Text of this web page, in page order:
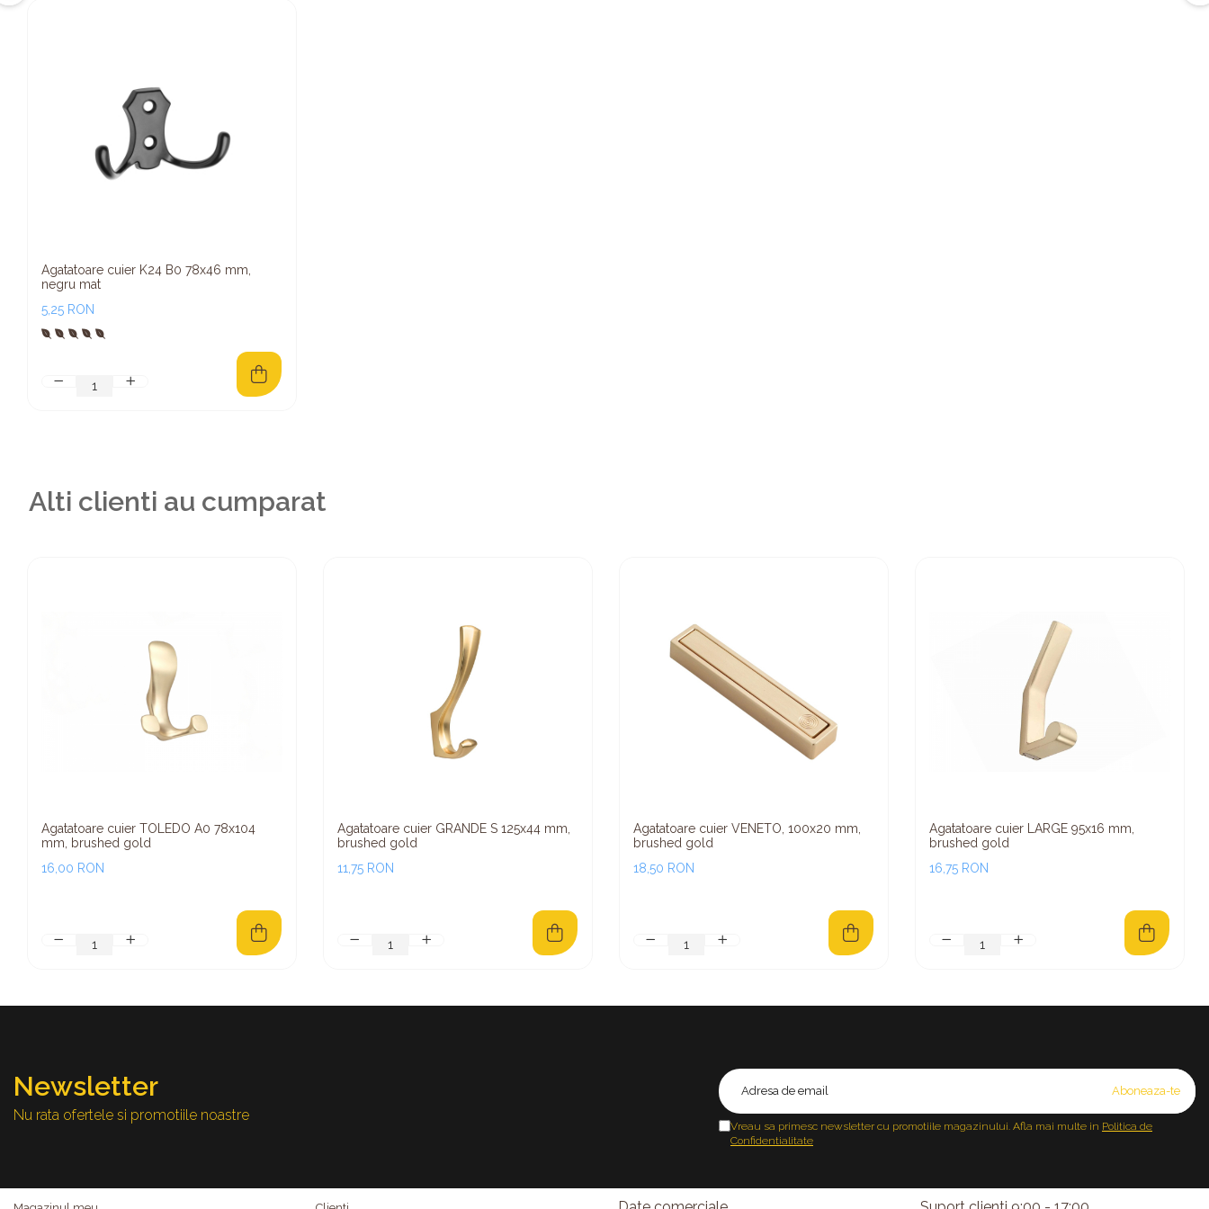
Agatatoare cuier K24 B0 78x46 mm,
negru mat
5,25 RON
Alti clienti au cumparat
Agatatoare cuier TOLEDO A0 78x104
mm, brushed gold
16,00 RON
Agatatoare cuier GRANDE S 125x44 mm,
brushed gold
11,75 RON
Agatatoare cuier VENETO, 100x20 mm,
brushed gold
18,50 RON
Agatatoare cuier LARGE 95x16 mm,
brushed gold
16,75 RON
Newsletter
Nu rata ofertele si promotiile noastre
Vreau sa primesc newsletter cu promotiile magazinului. Afla mai multe in Politica de
Confidentialitate